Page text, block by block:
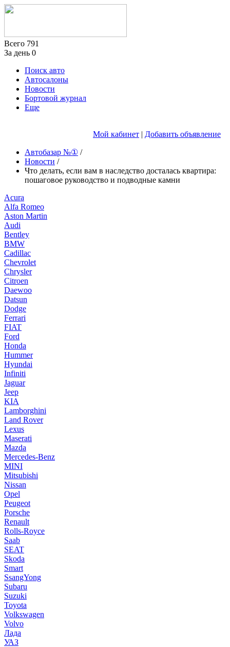
Всего 791
За день 0
Поиск авто
Автосалоны
Новости
Бортовой журнал
Еще
Мой кабинет | Добавить объявление
Автобазар №① /
Новости /
Что делать, если вам в наследство досталась квартира:
пошаговое руководство и подводные камни
Acura
Alfa Romeo
Aston Martin
Audi
Bentley
BMW
Cadillac
Chevrolet
Chrysler
Citroen
Daewoo
Datsun
Dodge
Ferrari
FIAT
Ford
Honda
Hummer
Hyundai
Infiniti
Jaguar
Jeep
KIA
Lamborghini
Land Rover
Lexus
Maserati
Mazda
Mercedes-Benz
MINI
Mitsubishi
Nissan
Opel
Peugeot
Porsche
Renault
Rolls-Royce
Saab
SEAT
Skoda
Smart
SsangYong
Subaru
Suzuki
Toyota
Volkswagen
Volvo
Лада
УАЗ